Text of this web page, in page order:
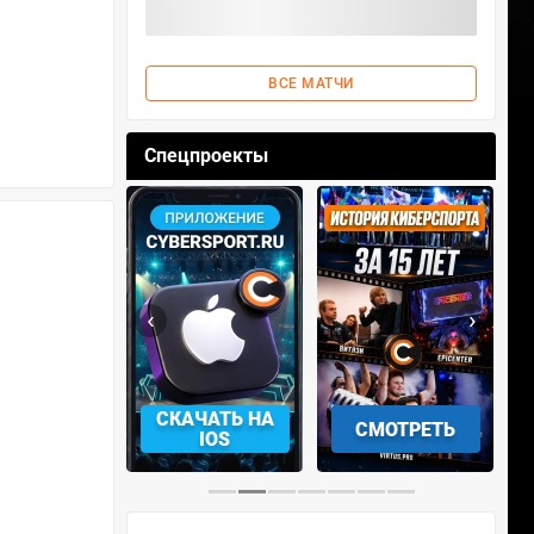
ВСЕ МАТЧИ
Спецпроекты
СКАЧАТЬ НА
IOS
СМОТРЕТЬ
‹ ›